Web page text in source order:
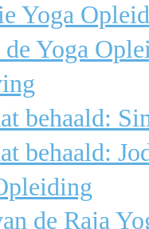
Yoga
Yoga
behaald:
behaald:
de Raja